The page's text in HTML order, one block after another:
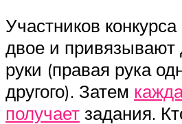
Участников
двое и привязывают
руки (правая рука
другого). Затем
получает задания.